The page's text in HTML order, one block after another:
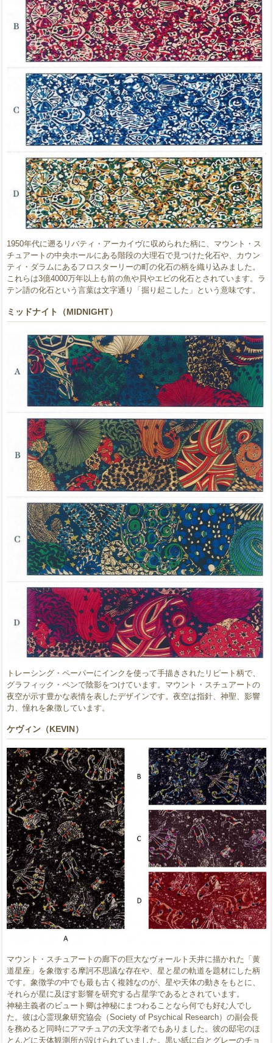
1950年代に遡るリバティ・アーカイヴに収められた柄に、マウント・ス
チュアートの中央ホールにある階段の大理石で見つけた化石や、カウン
ティ・ダラムにあるフロスターリーの町の化石の柄を織り込みました。
これらは3億4000万年以上も前の魚や貝やエビの化石とされています。ラ
テン語の化石という言葉は文字通り「掘り起こした」という意味です。
ミッドナイト（MIDNIGHT）
トレーシング・ペーパーにインクを使って手描きされたリピート柄で、
グラフィック・ペンで陰影をつけています。マウント・スチュアートの
夜空が示す豊かな表情を表したデザインです。夜空は指針、神聖、影響
力、憧れを象徴しています。
ケヴィン（KEVIN）
マウント・スチュアートの廊下の巨大なヴォールト天井に描かれた「黄
道星座」を象徴する摩訶不思議な存在や、星と星の軌道を題材にした柄
です。象徴学の中でも最も古く複雑なのが、星や天体の動きをもとに、
それらが星に及ぼす影響を研究する占星学であるとされています。
神秘主義者のビュート卿は神秘にまつわることなら何でも好む人でし
た。彼は心霊現象研究協会（Society of Psychical Research）の副会長
を務めると同時にアマチュアの天文学者でもありました。彼の邸宅のほ
とんどに天体観測所が設けられていました。黒い紙に白とグレーのチョ